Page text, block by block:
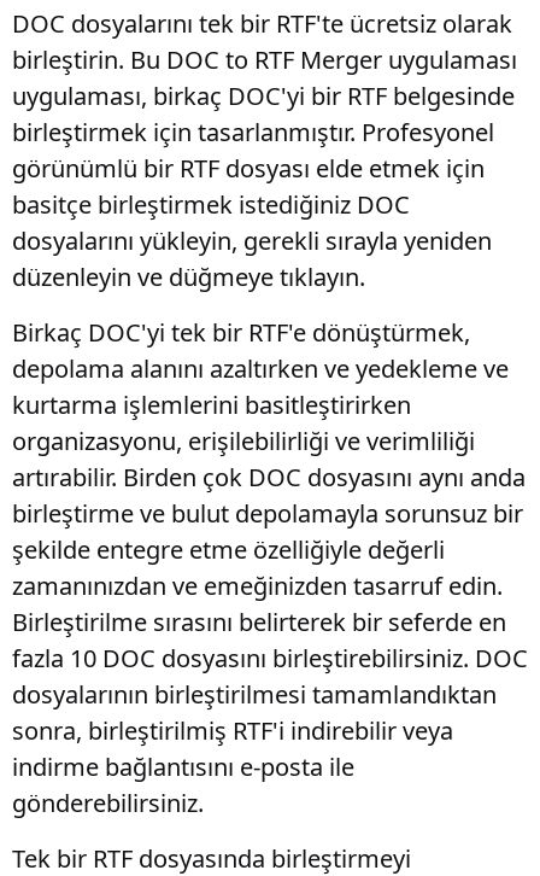
DOC dosyalarını tek bir RTF'te ücretsiz olarak
birleştirin. Bu DOC to RTF Merger uygulaması
uygulaması, birkaç DOC'yi bir RTF belgesinde
birleştirmek için tasarlanmıştır. Profesyonel
görünümlü bir RTF dosyası elde etmek için
basitçe birleştirmek istediğiniz DOC
dosyalarını yükleyin, gerekli sırayla yeniden
düzenleyin ve düğmeye tıklayın.
Birkaç DOC'yi tek bir RTF'e dönüştürmek,
depolama alanını azaltırken ve yedekleme ve
kurtarma işlemlerini basitleştirirken
organizasyonu, erişilebilirliği ve verimliliği
artırabilir. Birden çok DOC dosyasını aynı anda
birleştirme ve bulut depolamayla sorunsuz bir
şekilde entegre etme özelliğiyle değerli
zamanınızdan ve emeğinizden tasarruf edin.
Birleştirilme sırasını belirterek bir seferde en
fazla 10 DOC dosyasını birleştirebilirsiniz. DOC
dosyalarının birleştirilmesi tamamlandıktan
sonra, birleştirilmiş RTF'i indirebilir veya
indirme bağlantısını e-posta ile
gönderebilirsiniz.
Tek bir RTF dosyasında birleştirmeyi